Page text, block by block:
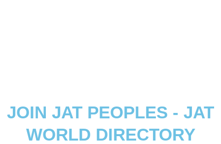
JOIN JAT PEOPLES - JAT
WORLD DIRECTORY